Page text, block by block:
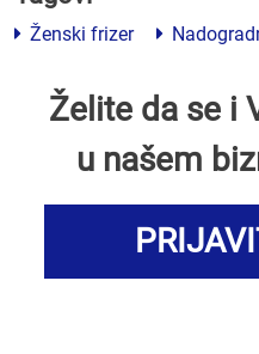
Ženski frizer
Želite da se i
u našem